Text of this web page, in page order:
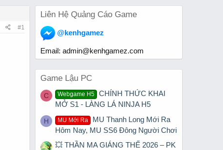
#1
Liên Hệ Quảng Cáo Game
@kenhgamez
Email: admin@kenhgamez.com
Game Lậu PC
C Webgame H5
CHÍNH THỨC KHAI
MỞ S1 - LÀNG LÁ NINJA H5
H MU Mới Ra
MU Thanh Long Mới Ra
Hôm Nay, MU SS6 Đông Người Chơi
💥 THẦN MA GIÁNG THẾ 2026 – PK